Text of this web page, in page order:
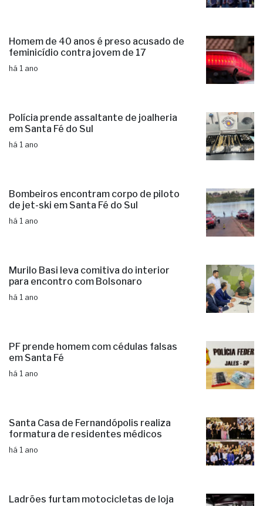
Homem de 40 anos é preso acusado de
feminicídio contra jovem de 17
há 1 ano
Polícia prende assaltante de joalheria
em Santa Fé do Sul
há 1 ano
Bombeiros encontram corpo de piloto
de jet-ski em Santa Fé do Sul
há 1 ano
Murilo Basi leva comitiva do interior
para encontro com Bolsonaro
há 1 ano
PF prende homem com cédulas falsas
em Santa Fé
há 1 ano
Santa Casa de Fernandópolis realiza
formatura de residentes médicos
há 1 ano
Ladrões furtam motocicletas de loja